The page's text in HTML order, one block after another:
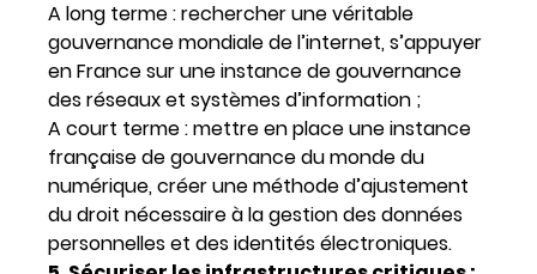
A long terme : rechercher une véritable
gouvernance mondiale de l’internet, s’appuyer
en France sur une instance de gouvernance
des réseaux et systèmes d’information ;
A court terme : mettre en place une instance
française de gouvernance du monde du
numérique, créer une méthode d’ajustement
du droit nécessaire à la gestion des données
personnelles et des identités électroniques.